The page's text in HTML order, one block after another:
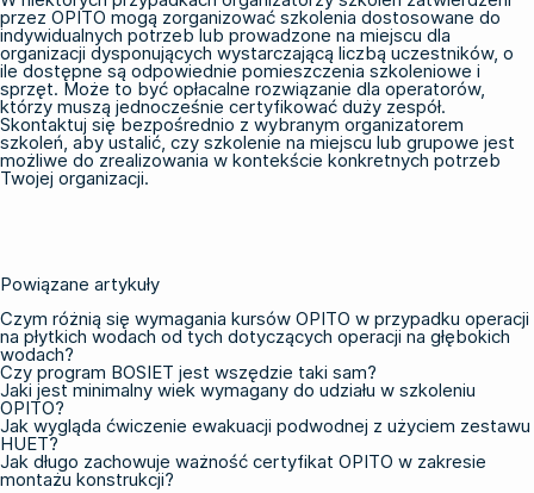
przez OPITO mogą zorganizować szkolenia dostosowane do
indywidualnych potrzeb lub prowadzone na miejscu dla
organizacji dysponujących wystarczającą liczbą uczestników, o
ile dostępne są odpowiednie pomieszczenia szkoleniowe i
sprzęt. Może to być opłacalne rozwiązanie dla operatorów,
którzy muszą jednocześnie certyfikować duży zespół.
Skontaktuj się bezpośrednio z wybranym organizatorem
szkoleń, aby ustalić, czy szkolenie na miejscu lub grupowe jest
możliwe do zrealizowania w kontekście konkretnych potrzeb
Twojej organizacji.
Powiązane artykuły
Czym różnią się wymagania kursów OPITO w przypadku operacji
na płytkich wodach od tych dotyczących operacji na głębokich
wodach?
Czy program BOSIET jest wszędzie taki sam?
Jaki jest minimalny wiek wymagany do udziału w szkoleniu
OPITO?
Jak wygląda ćwiczenie ewakuacji podwodnej z użyciem zestawu
HUET?
Jak długo zachowuje ważność certyfikat OPITO w zakresie
montażu konstrukcji?